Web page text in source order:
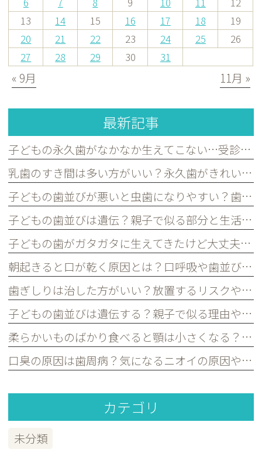
13
14 15 16 17 18
19
20
21 22 23 24 25
26
27
28 29 30 31
« 9月 11月 »
最新記事
子どもの永久歯がなかなか生えてこない…受診した方がよいケースを歯科医が解説｜宮原・さいたま市北区の歯医者
乳歯のすき間は多い方がいい？永久歯がきれいに並ぶために必要な理由を歯科医が解説｜宮原・さいたま市北区の歯医者
子どもの歯並びが悪いと虫歯になりやすい？歯並びとお口の健康の関係を歯科医が解説｜宮原・さいたま市北区の歯医者
子どもの歯並びは遺伝？親子で似る部分と生活習慣で変えられる部分を歯科医が解説｜宮原・さいたま市北区の歯医者
子どもの歯がガタガタに生えてきたけど大丈夫？永久歯の歯並びについて歯科医が解説｜宮原・さいたま市北区の歯医者
朝起きると口が乾く原因とは？口呼吸や歯並びとの関係を歯科医が解説｜宮原・さいたま市北区の歯医者
歯ぎしりは治した方がいい？放置するリスクや原因を歯科医が解説｜宮原・さいたま市北区の歯医者
子どもの歯並びは遺伝する？親子で似る理由や予防できるポイントを歯科医が解説｜宮原・さいたま市北区の歯医者
柔らかいものばかり食べると顎は小さくなる？子どもの歯並びとの関係を歯科医が解説｜宮原・さいたま市北区の歯医者
口臭の原因は歯周病？気になるニオイの原因や対策を歯科医が解説｜宮原・さいたま市北区の歯医者
カテゴリ
未分類